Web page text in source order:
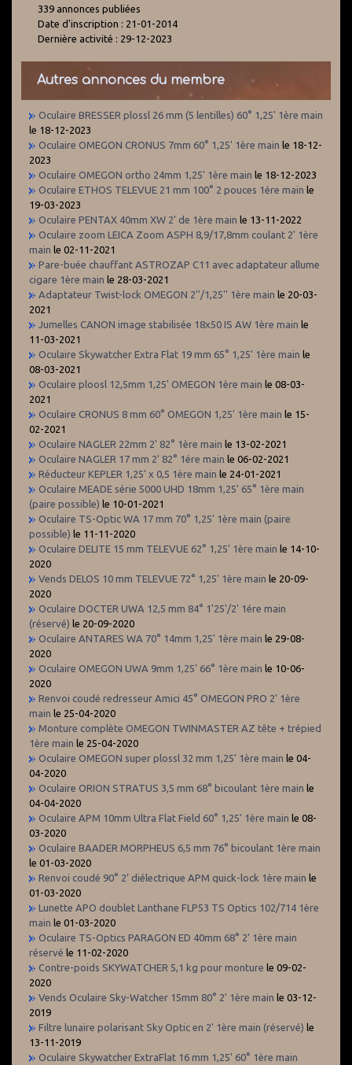
339 annonces publiées
Date d'inscription : 21-01-2014
Dernière activité : 29-12-2023
Autres annonces du membre
Oculaire BRESSER plossl 26 mm (5 lentilles) 60° 1,25' 1ère main
le 18-12-2023
Oculaire OMEGON CRONUS 7mm 60° 1,25' 1ère main le 18-12-
2023
Oculaire OMEGON ortho 24mm 1,25' 1ère main le 18-12-2023
Oculaire ETHOS TELEVUE 21 mm 100° 2 pouces 1ére main le
19-03-2023
Oculaire PENTAX 40mm XW 2' de 1ère main le 13-11-2022
Oculaire zoom LEICA Zoom ASPH 8,9/17,8mm coulant 2' 1ère
main le 02-11-2021
Pare-buée chauffant ASTROZAP C11 avec adaptateur allume
cigare 1ère main le 28-03-2021
Adaptateur Twist-lock OMEGON 2''/1,25'' 1ère main le 20-03-
2021
Jumelles CANON image stabilisée 18x50 IS AW 1ère main le
11-03-2021
Oculaire Skywatcher Extra Flat 19 mm 65° 1,25' 1ère main le
08-03-2021
Oculaire ploosl 12,5mm 1,25' OMEGON 1ère main le 08-03-
2021
Oculaire CRONUS 8 mm 60° OMEGON 1,25' 1ère main le 15-
02-2021
Oculaire NAGLER 22mm 2' 82° 1ère main le 13-02-2021
Oculaire NAGLER 17 mm 2' 82° 1ére main le 06-02-2021
Réducteur KEPLER 1,25' x 0,5 1ère main le 24-01-2021
Oculaire MEADE série 5000 UHD 18mm 1,25' 65° 1ère main
(paire possible) le 10-01-2021
Oculaire TS-Optic WA 17 mm 70° 1,25' 1ère main (paire
possible) le 11-11-2020
Oculaire DELITE 15 mm TELEVUE 62° 1,25' 1ère main le 14-10-
2020
Vends DELOS 10 mm TELEVUE 72° 1,25' 1ère main le 20-09-
2020
Oculaire DOCTER UWA 12,5 mm 84° 1'25'/2' 1ére main
(réservé) le 20-09-2020
Oculaire ANTARES WA 70° 14mm 1,25' 1ère main le 29-08-
2020
Oculaire OMEGON UWA 9mm 1,25' 66° 1ère main le 10-06-
2020
Renvoi coudé redresseur Amici 45° OMEGON PRO 2' 1ère
main le 25-04-2020
Monture complète OMEGON TWINMASTER AZ tête + trépied
1ère main le 25-04-2020
Oculaire OMEGON super plossl 32 mm 1,25' 1ère main le 04-
04-2020
Oculaire ORION STRATUS 3,5 mm 68° bicoulant 1ère main le
04-04-2020
Oculaire APM 10mm Ultra Flat Field 60° 1,25' 1ère main le 08-
03-2020
Oculaire BAADER MORPHEUS 6,5 mm 76° bicoulant 1ère main
le 01-03-2020
Renvoi coudé 90° 2’ diélectrique APM quick-lock 1ère main le
01-03-2020
Lunette APO doublet Lanthane FLP53 TS Optics 102/714 1ère
main le 01-03-2020
Oculaire TS-Optics PARAGON ED 40mm 68° 2' 1ère main
réservé le 11-02-2020
Contre-poids SKYWATCHER 5,1 kg pour monture le 09-02-
2020
Vends Oculaire Sky-Watcher 15mm 80° 2' 1ère main le 03-12-
2019
Filtre lunaire polarisant Sky Optic en 2' 1ère main (réservé) le
13-11-2019
Oculaire Skywatcher ExtraFlat 16 mm 1,25' 60° 1ère main